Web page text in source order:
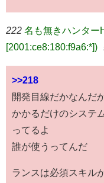
222 名も無きハンター
[2001:ce8:180:f9a6:*])
>>218
開発目線だかなんだ
かかるだけのシステ
ってるよ
誰が使うってんだ
ランスは必須スキル